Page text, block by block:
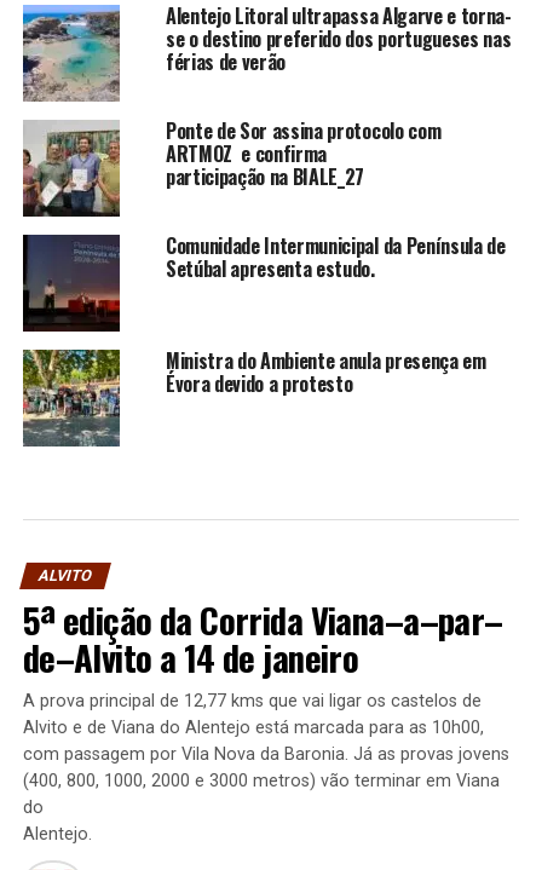
Alentejo Litoral ultrapassa Algarve e torna-
se o destino preferido dos portugueses nas
férias de verão
Ponte de Sor assina protocolo com
ARTMOZ e confirma
participação na BIALE_27
Comunidade Intermunicipal da Península de
Setúbal apresenta estudo.
Ministra do Ambiente anula presença em
Évora devido a protesto
ALVITO
5ª edição da Corrida Viana–a–par–
de–Alvito a 14 de janeiro
A prova principal de 12,77 kms que vai ligar os castelos de
Alvito e de Viana do Alentejo está marcada para as 10h00,
com passagem por Vila Nova da Baronia. Já as provas jovens
(400, 800, 1000, 2000 e 3000 metros) vão terminar em Viana
do
Alentejo.